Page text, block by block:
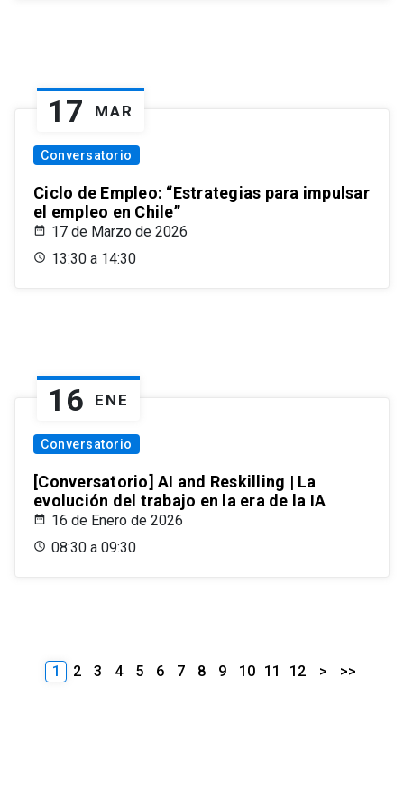
17 MAR
Conversatorio
Ciclo de Empleo: “Estrategias para impulsar
el empleo en Chile”
17 de Marzo de 2026
13:30 a 14:30
16 ENE
Conversatorio
[Conversatorio] AI and Reskilling | La
evolución del trabajo en la era de la IA
16 de Enero de 2026
08:30 a 09:30
1 2 3 4 5 6 7 8 9 10 11 12 > >>